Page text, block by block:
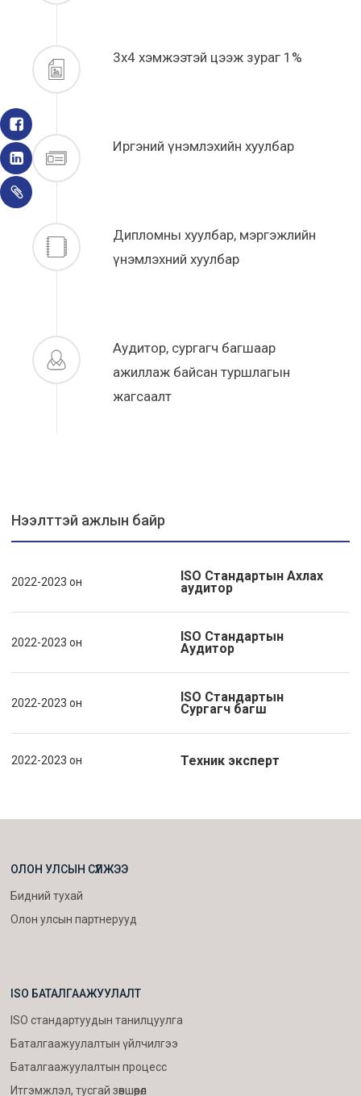
3x4 хэмжээтэй цээж зураг 1%
Иргэний үнэмлэхийн хуулбар
Дипломны хуулбар, мэргэжлийн
үнэмлэхний хуулбар
Аудитор, сургагч багшаар
ажиллаж байсан туршлагын
жагсаалт
Нээлттэй ажлын байр
2022-2023 он ISO Стандартын Ахлах
аудитор
2022-2023 он ISO Стандартын
Аудитор
2022-2023 он ISO Стандартын
Сургагч багш
2022-2023 он Техник эксперт
ОЛОН УЛСЫН СҮЛЖЭЭ
Бидний тухай
Олон улсын партнерууд
ISO БАТАЛГААЖУУЛАЛТ
ISO стандартуудын танилцуулга
Баталгаажуулалтын үйлчилгээ
Баталгаажуулалтын процесс
Итгэмжлэл, тусгай зөвшөөрөл